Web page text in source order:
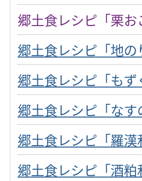
郷土食レシピ「栗お
郷土食レシピ「地
郷土食レシピ「もず
郷土食レシピ「なす
郷土食レシピ「羅漢
郷土食レシピ「酒粕